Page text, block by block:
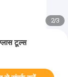
2/3
टूल्स